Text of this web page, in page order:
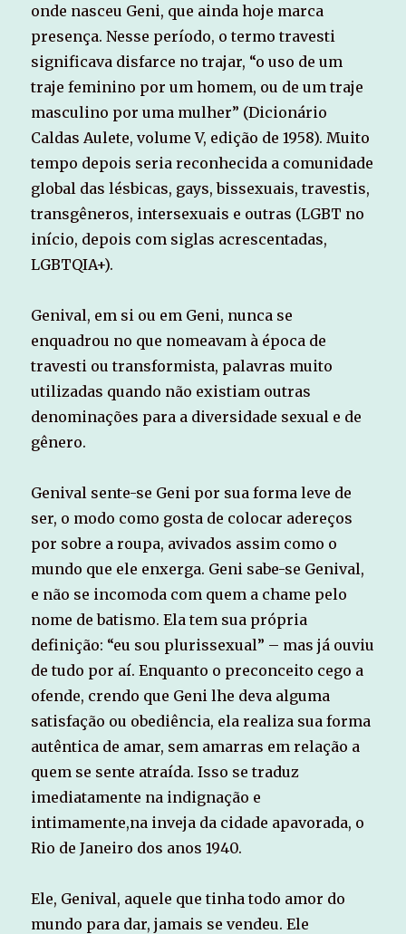
onde nasceu Geni, que ainda hoje marca
presença. Nesse período, o termo travesti
significava disfarce no trajar, “o uso de um
traje feminino por um homem, ou de um traje
masculino por uma mulher” (Dicionário
Caldas Aulete, volume V, edição de 1958). Muito
tempo depois seria reconhecida a comunidade
global das lésbicas, gays, bissexuais, travestis,
transgêneros, intersexuais e outras (LGBT no
início, depois com siglas acrescentadas,
LGBTQIA+).
Genival, em si ou em Geni, nunca se
enquadrou no que nomeavam à época de
travesti ou transformista, palavras muito
utilizadas quando não existiam outras
denominações para a diversidade sexual e de
gênero.
Genival sente-se Geni por sua forma leve de
ser, o modo como gosta de colocar adereços
por sobre a roupa, avivados assim como o
mundo que ele enxerga. Geni sabe-se Genival,
e não se incomoda com quem a chame pelo
nome de batismo. Ela tem sua própria
definição: “eu sou plurissexual” – mas já ouviu
de tudo por aí. Enquanto o preconceito cego a
ofende, crendo que Geni lhe deva alguma
satisfação ou obediência, ela realiza sua forma
autêntica de amar, sem amarras em relação a
quem se sente atraída. Isso se traduz
imediatamente na indignação e
intimamente,na inveja da cidade apavorada, o
Rio de Janeiro dos anos 1940.
Ele, Genival, aquele que tinha todo amor do
mundo para dar, jamais se vendeu. Ele